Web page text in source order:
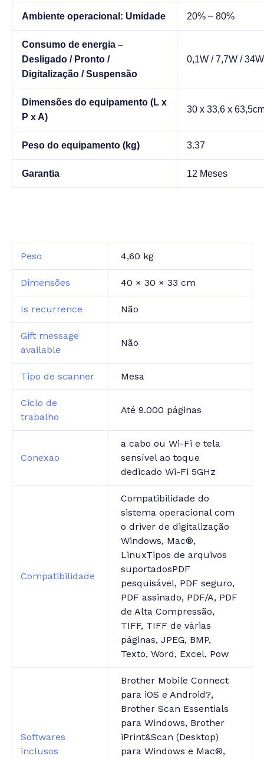
Ambiente operacional: Umidade 20% – 80%
Consumo de energia –
Desligado / Pronto /
Digitalização / Suspensão
0,1W / 7,7W /
Dimensões do equipamento (L x
P x A)
30 x 33,6 x
Peso do equipamento (kg) 3.37
Garantia 12 Meses
Peso 4,60 kg
Dimensões 40 × 30 × 33 cm
Is recurrence Não
Gift message
available
Não
Tipo de scanner Mesa
Ciclo de
trabalho
Até 9.000 páginas
Conexao
a cabo ou Wi-Fi e tela
sensível ao toque
dedicado Wi-Fi 5GHz
Compatibilidade
Compatibilidade do
sistema operacional com
o driver de digitalização
Windows, Mac®,
LinuxTipos de arquivos
suportadosPDF
pesquisável, PDF seguro,
PDF assinado, PDF/A, PDF
de Alta Compressão,
TIFF, TIFF de várias
páginas, JPEG, BMP,
Texto, Word, Excel, Pow
Softwares
inclusos
Brother Mobile Connect
para iOS e Android?,
Brother Scan Essentials
para Windows, Brother
iPrint&Scan (Desktop)
para Windows e Mac®,